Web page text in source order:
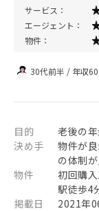
サービス：
エージェント：
物件：
30代前半 / 年収
目的
老後の
決め手
物件が
の体制
物件
初回購
駅徒歩4
掲載日
2021年